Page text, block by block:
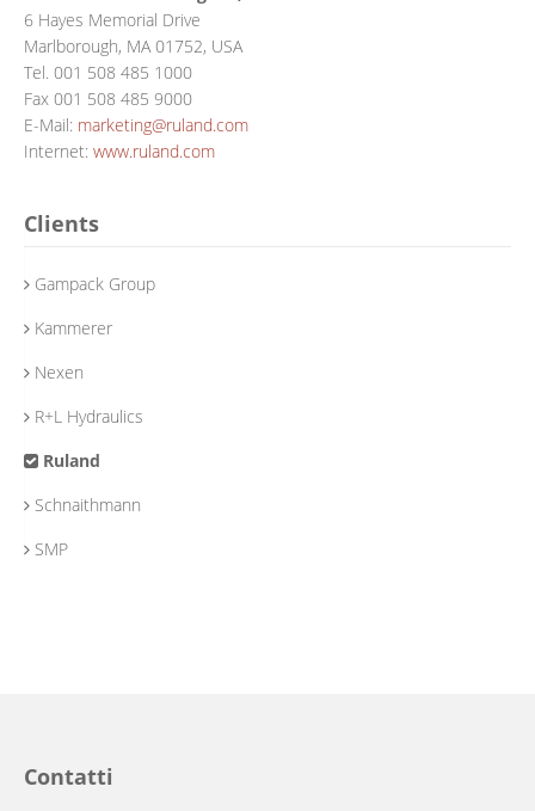
6 Hayes Memorial Drive
Marlborough, MA 01752, USA
Tel. 001 508 485 1000
Fax 001 508 485 9000
E-Mail: marketing@ruland.com
Internet: www.ruland.com
Clients
Gampack Group
Kammerer
Nexen
R+L Hydraulics
Ruland
Schnaithmann
SMP
Contatti